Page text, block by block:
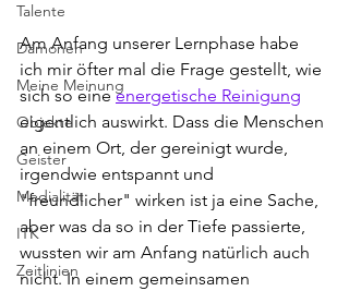
Talente
Dämonen
Meine Meinung
Objekte
Geister
Medialität
ITK
Zeitlinien
Am Anfang unserer Lernphase habe
ich mir öfter mal die Frage gestellt, wie
sich so eine energetische Reinigung
eigentlich auswirkt. Dass die Menschen
an einem Ort, der gereinigt wurde,
irgendwie entspannt und
"freundlicher" wirken ist ja eine Sache,
aber was da so in der Tiefe passierte,
wussten wir am Anfang natürlich auch
nicht. In einem gemeinsamen